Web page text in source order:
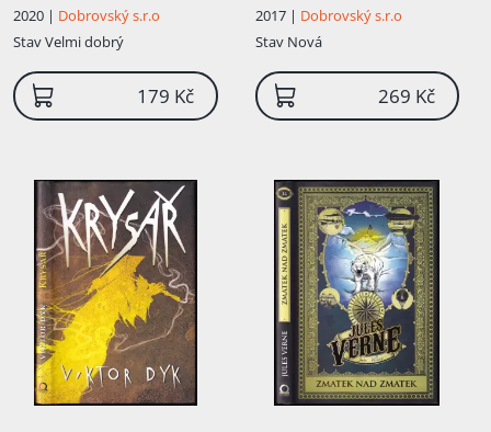
2020 | Dobrovský s.r.o
StavVelmi dobrý
179 Kč
2017 | Dobrovský s.r.o
Stav Nová
269 Kč